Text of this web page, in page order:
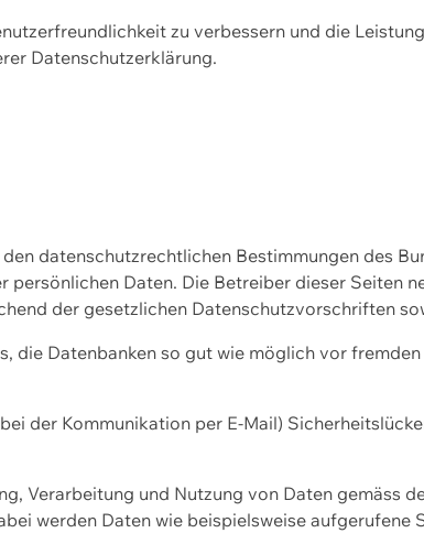
zu verbessern und die
Datenschutzerklärung.
datenschutzrechtlichen Bestimmungen des
Daten. Die Betreiber dieser Seiten
der gesetzlichen Datenschutzvorschriften
die Datenbanken so gut wie möglich vor
der Kommunikation per E-Mail)
Verarbeitung und Nutzung von Daten gemäss
werden Daten wie beispielsweise aufgerufene